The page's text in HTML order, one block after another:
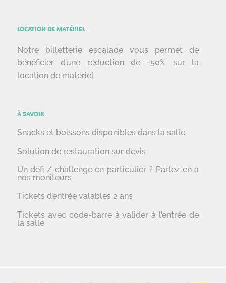
LOCATION DE MATÉRIEL
Notre billetterie escalade vous permet de
bénéficier d’une réduction de -50% sur la
location de matériel
À SAVOIR
Snacks et boissons disponibles dans la salle
Solution de restauration sur devis
Un défi / challenge en particulier ? Parlez en à
nos moniteurs
Tickets d’entrée valables 2 ans
Tickets avec code-barre à valider à l’entrée de
la salle